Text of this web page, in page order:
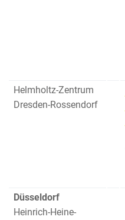
Helmholtz-Zentrum
Dresden-Rossendorf
Düsseldorf
Heinrich-Heine-